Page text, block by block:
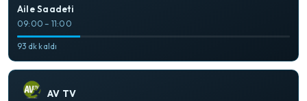
Aile Saadeti
09:00 – 11:00
93 dk kaldı
AV TV